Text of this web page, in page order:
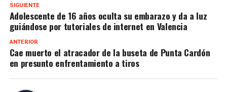
SIGUIENTE
Adolescente de 16 años oculta su embarazo y da a luz
guiándose por tutoriales de internet en Valencia
ANTERIOR
Cae muerto el atracador de la buseta de Punta Cardón
en presunto enfrentamiento a tiros